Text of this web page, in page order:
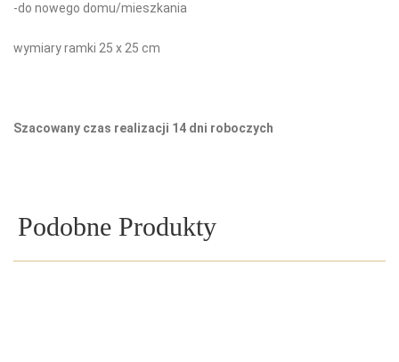
-do nowego domu/mieszkania
wymiary ramki 25 x 25 cm
Szacowany czas realizacji 14 dni roboczych
Podobne Produkty